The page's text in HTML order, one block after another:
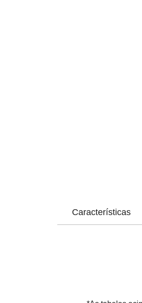
Características